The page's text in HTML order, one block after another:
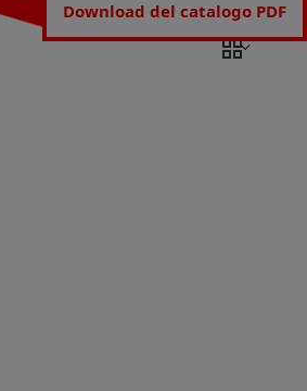
Download del catalogo PDF